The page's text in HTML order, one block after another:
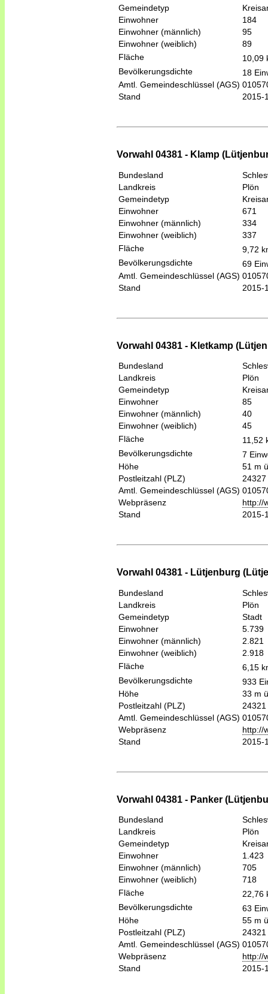
Gemeindetyp
Einwohner
184
Einwohner (männlich)
95
Einwohner (weiblich)
89
Fläche
10,09
Bevölkerungsdichte
18
Amtl. Gemeindeschlüssel (AGS)
Stand
2015-
Vorwahl 04381 - Klamp
Bundesland
Landkreis
Plön
Gemeindetyp
Einwohner
671
Einwohner (männlich)
334
Einwohner (weiblich)
337
Fläche
9,72
Bevölkerungsdichte
69
Amtl. Gemeindeschlüssel (AGS)
Stand
2015-
Vorwahl 04381 - Kletkamp
Bundesland
Landkreis
Plön
Gemeindetyp
Einwohner
85
Einwohner (männlich)
40
Einwohner (weiblich)
45
Fläche
11,52
Bevölkerungsdichte
7
Höhe
51 m
Postleitzahl (PLZ)
24327
Amtl. Gemeindeschlüssel (AGS)
Webpräsenz
http://
Stand
2015-
Vorwahl 04381 - Lütjenburg
Bundesland
Landkreis
Plön
Gemeindetyp
Stadt
Einwohner
5.739
Einwohner (männlich)
2.821
Einwohner (weiblich)
2.918
Fläche
6,15
Bevölkerungsdichte
933
Höhe
33 m
Postleitzahl (PLZ)
24321
Amtl. Gemeindeschlüssel (AGS)
Webpräsenz
http://
Stand
2015-
Vorwahl 04381 - Panker
Bundesland
Landkreis
Plön
Gemeindetyp
Einwohner
1.423
Einwohner (männlich)
705
Einwohner (weiblich)
718
Fläche
22,76
Bevölkerungsdichte
63
Höhe
55 m
Postleitzahl (PLZ)
24321
Amtl. Gemeindeschlüssel (AGS)
Webpräsenz
http://
Stand
2015-